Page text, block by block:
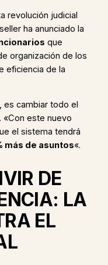
revolución judicial
ha anunciado la
que
organización de los
eficiencia de la
es cambiar todo el
«Con este nuevo
el sistema tendrá
más de asuntos«.
DE
LA
EL